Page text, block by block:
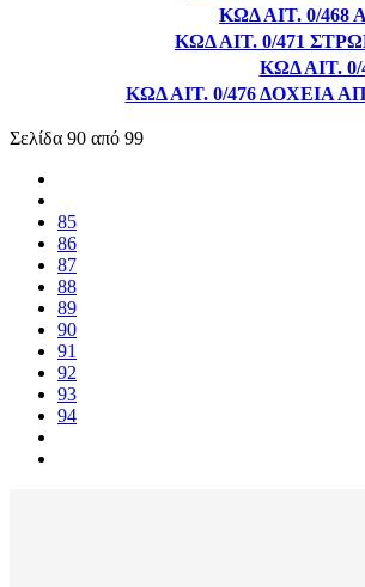
ΚΩΔ ΑΙΤ. 0/
ΚΩΔ ΑΙΤ. 0/471
ΚΩΔ ΑΙΤ.
ΚΩΔ ΑΙΤ. 0/476 ΔΟΧΕΙΑ
Σελίδα 90 από 99
85
86
87
88
89
90
91
92
93
94